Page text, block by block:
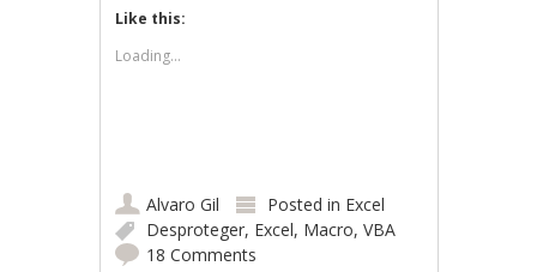
Like this:
Loading...
Alvaro Gil Posted in Excel
Desproteger, Excel, Macro,VBA
18 Comments